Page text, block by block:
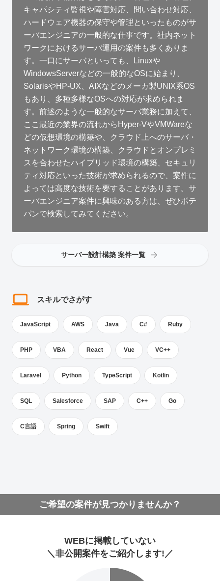
キャパシティ監視や障害対応、問い合わせ対応、
ハードウェア機器の保守や管理といったものがサ
ーバエンジニアの一般的な仕事です。社内ネット
ワークにおけるサーバ運用の案件も多くありま
す。一口にサーバといっても、Linuxや
WindowsServerなどの一般的なOSに始まり、
SolarisやHP-UX、AIXなどのメーカ製UNIX系OS
もあり、多種多様なOSへの対応が求められま
す。前述のような一般的なサーバ業務に加えて、
ここ最近の業界の流れからHyper-VやVMWareな
どの仮想環境の構築や、クラウド上へのサーバ・
ネットワーク環境の構築、クラウドとオンプレミ
スを合わせたハイブリッド環境の構築、セキュリ
ティ対応といった技術が求められるので、案件に
よっては高度な技術を要することがあります。サ
ーバエンジニア案件に興味のある方は、ぜひポテ
パンで検索してみてください。
サーバー設計構築 案件一覧
スキルでさがす
JavaScript AWS Java C# Ruby
PHP VBA React Vue VC++
Laravel Python TypeScript Kotlin
SQL Salesforce SAP C++ Go
C言語 Spring Swift
ご希望の案件が見つかりませんか？
WEBに掲載していない
＼非公開案件をご紹介します!／